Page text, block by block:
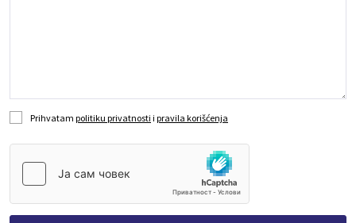
Prihvatam politiku privatnosti i pravila korišćenja